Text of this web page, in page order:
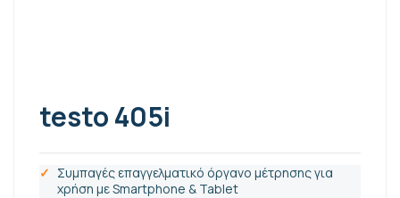
testo 405i
Συμπαγές επαγγελματικό όργανο μέτρησης για
χρήση με Smartphone & Tablet